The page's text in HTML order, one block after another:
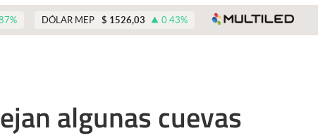
% DÓLAR MEP $ 1526,03 0.43%
algunas cuevas